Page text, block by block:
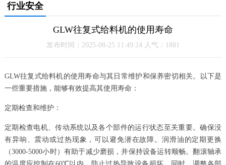
行业安全
GLW往复式给料机的使用寿命
发布时间：2025-08-25 11:49:24 人气：1881
GLW往复式给料机的使用寿命与其日常维护和保养密切相关。以下是
一些重要措施，能够有效提高其使用寿命：
定期检查和维护：
定期检查电机、传动系统以及各个部件的运行状态至关重要。确保没
有异响、震动或过热现象，可以避免潜在故障。润滑油的定期更换
（3000-5000小时）有助于减少磨损，并保持设备运转顺畅。翻滚轴承